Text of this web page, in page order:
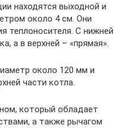
находятся выходной и
около 4 см. Они
теплоносителя. С нижней
а в верхней – «прямая».
около 120 мм и
части котла.
который обладает
а также рычагом